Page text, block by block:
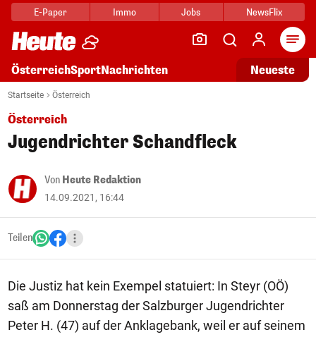
E-Paper Immo Jobs NewsFlix
ÖsterreichSportNachrichten Neueste
Startseite Österreich
Österreich
Jugendrichter Schandfleck
Von Heute Redaktion
14.09.2021, 16:44
Teilen
Die Justiz hat kein Exempel statuiert: In Steyr (OÖ)
saß am Donnerstag der Salzburger Jugendrichter
Peter H. (47) auf der Anklagebank, weil er auf seinem